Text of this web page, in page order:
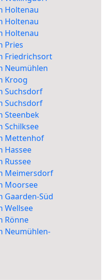
Holtenau
Holtenau
Holtenau
Pries
Friedrichsort
Neumühlen
Kroog
Suchsdorf
Suchsdorf
Steenbek
Schilksee
Mettenhof
Hassee
Russee
Meimersdorf
Moorsee
Gaarden-Süd
Wellsee
Rönne
Neumühlen-